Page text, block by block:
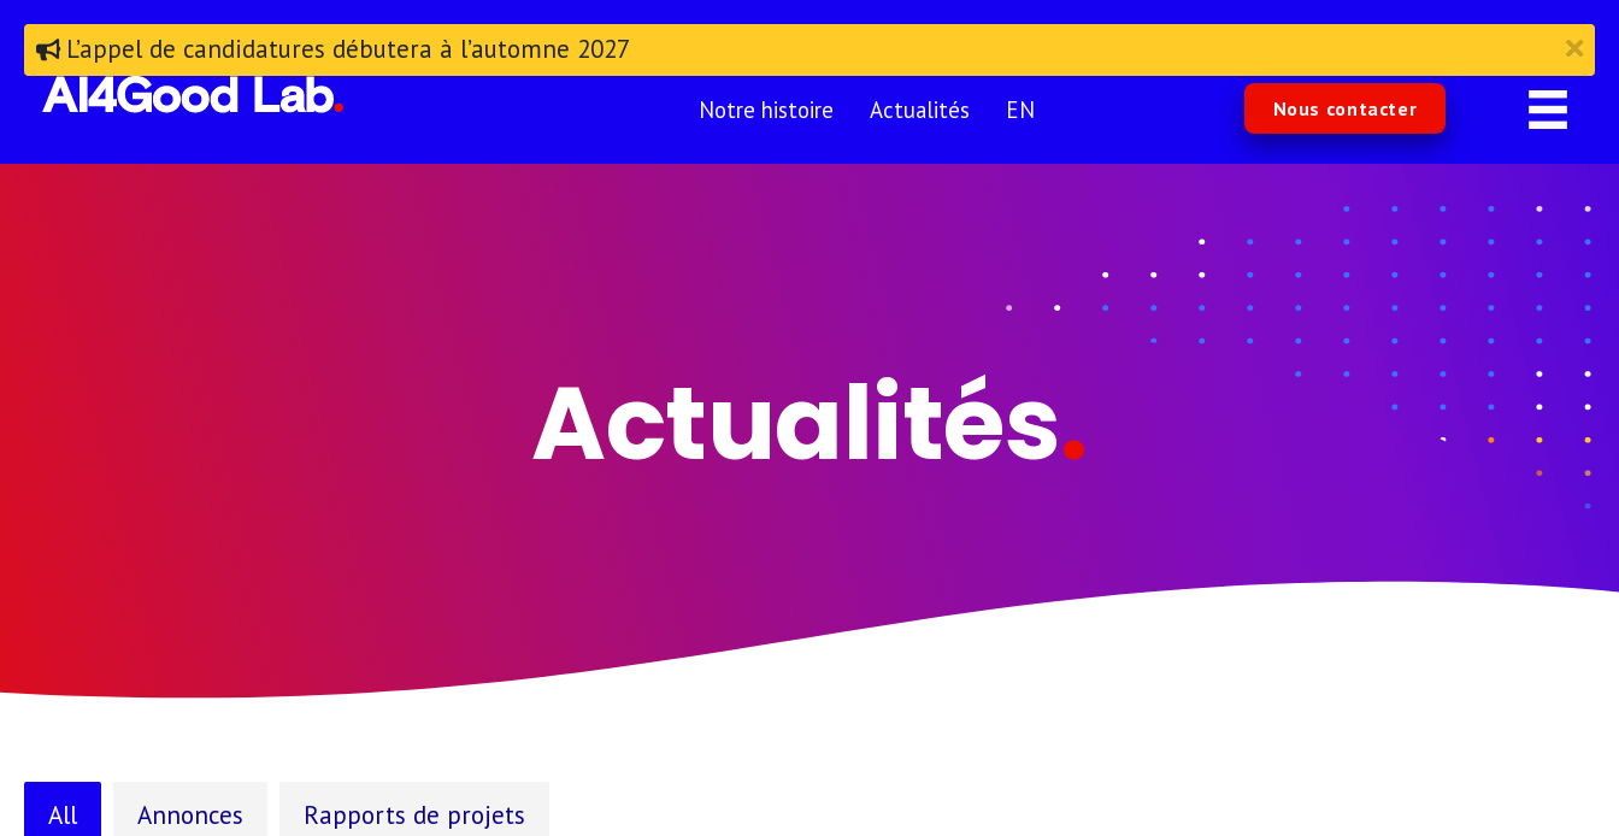
L’appel de candidatures débutera à l’automne 2027
Notre histoire Actualités EN Nous contacter
Actualités.
All Annonces Rapports de projets